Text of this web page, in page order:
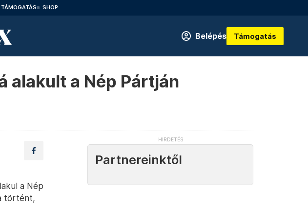
TÁMOGATÁS SHOP
Belépés Támogatás
alakult a Nép Pártján
a Nép
történt,
Partnereinktől